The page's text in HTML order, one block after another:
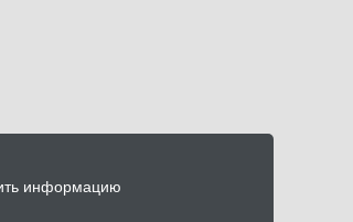
информацию